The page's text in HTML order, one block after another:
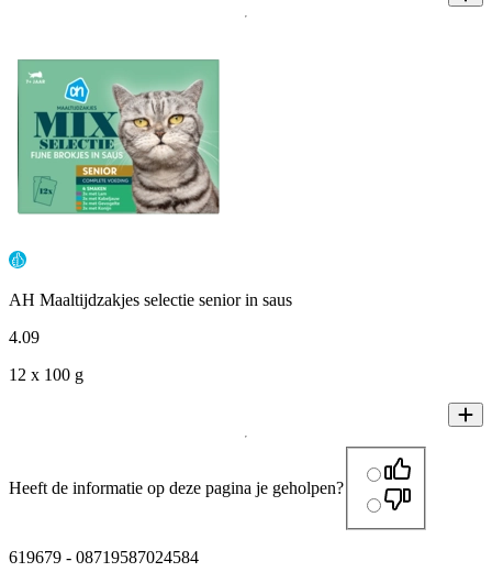
AH Maaltijdzakjes selectie senior in saus
4.09
12 x 100 g
Heeft de informatie op deze pagina je geholpen?
619679 - 08719587024584